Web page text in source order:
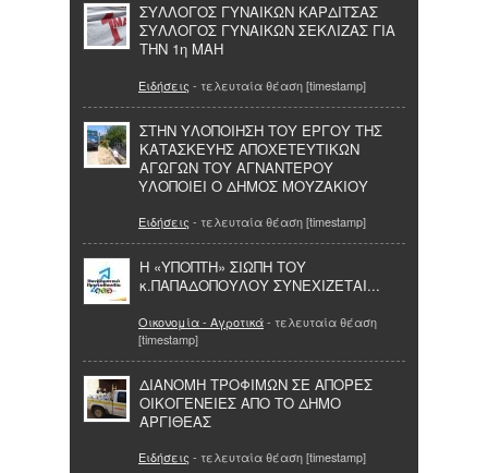
ΣΥΛΛΟΓΟΣ ΓΥΝΑΙΚΩΝ ΚΑΡΔΙΤΣΑΣ
ΣΥΛΛΟΓΟΣ ΓΥΝΑΙΚΩΝ ΣΕΚΛΙΖΑΣ ΓΙΑ
ΤΗΝ 1η ΜΑΗ
Ειδήσεις - τελευταία θέαση [timestamp]
ΣΤΗΝ ΥΛΟΠΟIΗΣΗ ΤΟΥ EΡΓΟΥ ΤΗΣ
ΚΑΤΑΣΚΕΥHΣ ΑΠΟΧΕΤΕΥΤΙΚΩΝ
ΑΓΩΓΩΝ ΤΟΥ ΑΓΝΑΝΤΕΡΟΥ
ΥΛΟΠΟΙΕΙ Ο ΔΗΜΟΣ ΜΟΥΖΑΚΙΟΥ
Ειδήσεις - τελευταία θέαση [timestamp]
Η «ΥΠΟΠΤΗ» ΣΙΩΠΗ ΤΟΥ
κ.ΠΑΠΑΔΟΠΟΥΛΟΥ ΣΥΝΕΧΙΖΕΤΑΙ...
Οικονομία - Αγροτικά- τελευταία θέαση
[timestamp]
ΔΙΑΝΟΜΗ ΤΡΟΦΙΜΩΝ ΣΕ ΑΠΟΡΕΣ
ΟΙΚΟΓΕΝΕΙΕΣ ΑΠΟ ΤΟ ΔΗΜΟ
ΑΡΓΙΘΕΑΣ
Ειδήσεις - τελευταία θέαση [timestamp]